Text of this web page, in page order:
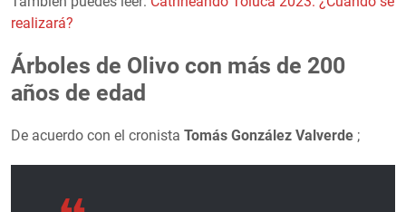
realizará?
Árboles de Olivo con más de 200
años de edad
De acuerdo con el cronista Tomás González Valverde ;